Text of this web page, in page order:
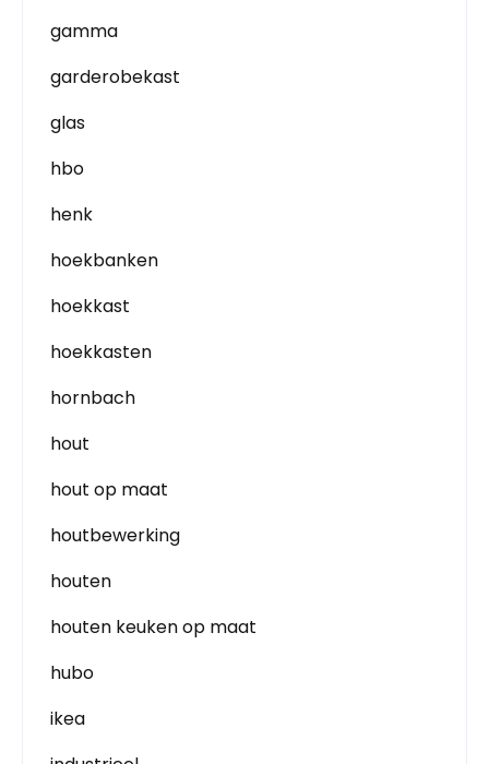
gamma
garderobekast
glas
hbo
henk
hoekbanken
hoekkast
hoekkasten
hornbach
hout
hout op maat
houtbewerking
houten
houten keuken op maat
hubo
ikea